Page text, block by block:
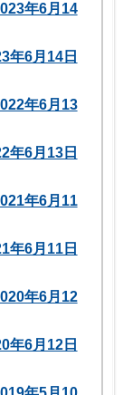
年6月14
年6月14日
年6月13
年6月13日
年6月11
年6月11日
年6月12
年6月12日